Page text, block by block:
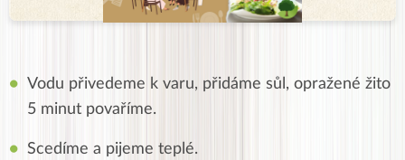
Vodu přivedeme k varu, přidáme sůl, opražené žito
5 minut povaříme.
Scedíme a pijeme teplé.